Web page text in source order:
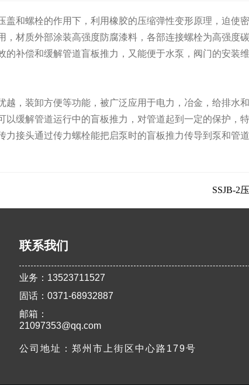
和螺栓的作用下，利用橡胶的压缩弹性变形原理，迫使
材质外部涂装高强度防腐漆料，各部连接螺栓为高强度
补偿和缓解管道盲板推力，又能便于水泵，阀门的安装
装卸方便等功能，被广泛应用于电力，冶金，给排水
缓解管道运行中的盲板推力，对管道起到一定的保护，
接头通过传力螺栓能把启泵时的盲板推力传导到泵和管
SSJB-2
联系我们
业务：13523711527
固话：0371-68932887
邮箱：
21097353@qq.com
公司地址：郑州市上街区中心路179号